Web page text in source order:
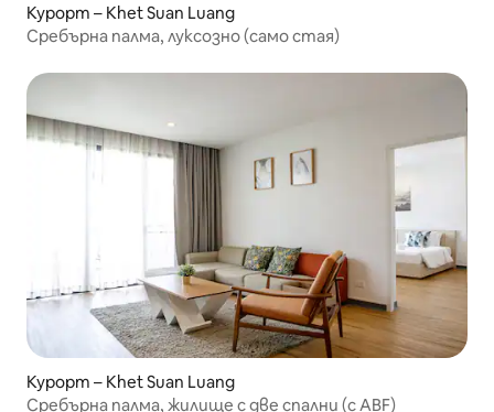
Курорт – Khet Suan Luang
Сребърна палма, луксозно (само стая)
Курорт – Khet Suan Luang
Сребърна палма, жилище с две спални (с ABF)